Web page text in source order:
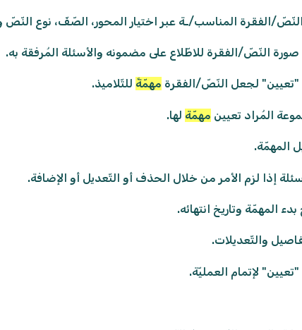
الفقرة المناسب/ـة عبر اختيار المحور، الصّفّ، نوع النّصّ
النّصّ/الفقرة للاطّلاع على مضمونه والأسئلة المُرفقة به.
لجعل النّصّ/الفقرة مهمّةً للتّلاميذ.
المُراد تعيين مهمّة لها.
المهمّة.
إذا لزم الأمر من خلال الحذف أو التّعديل أو الإضافة.
المهمّة وتاريخ انتهائه.
والتّعديلات.
لإتمام العمليّة.